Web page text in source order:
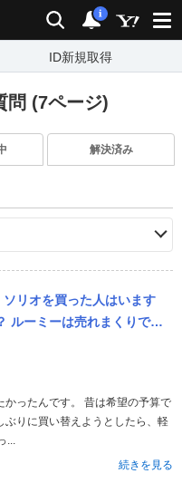
検索 通知
i
ID新規取得
問 (7ページ)
解決済み
リオを買った人はいます
ルーミーは売れまくりです
に負けますよね？ ...
りに買い替えようとしたら、軽
...
続きを見る